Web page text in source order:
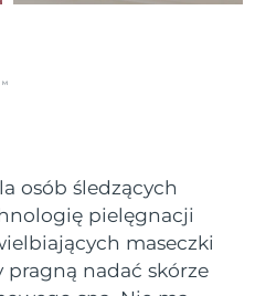
osób śledzących
pielęgnacji
maseczki
pragną nadać skórze